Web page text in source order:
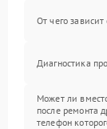
От чего
Диагностика
Может ли
после ремонта
телефон